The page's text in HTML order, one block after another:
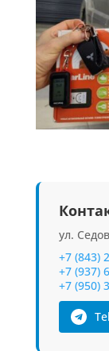
ул.
+7 (843)
+7 (937)
+7 (950)